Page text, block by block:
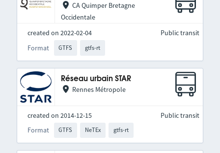
CA Quimper Bretagne
Occidentale
created on 2022-02-04
Format
GTFS gtfs-rt
Public transit
Réseau urbain STAR
Rennes Métropole
created on 2014-12-15
Format
GTFS NeTEx gtfs-rt
Public transit